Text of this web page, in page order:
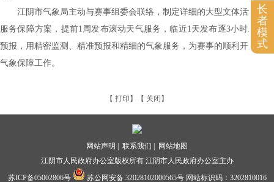
江阴市气象局主动与赛事组委会联络，制定详细的大型文体活动气象
服务保障方案，提前1周发布滚动天气服务，临近1天发布逐3小时精细化
预报，用精密监测、精准预报和精细的气象服务，为赛事的顺利开展做好
气象保障工作。
【 打印 】【 关闭 】
网站声明 | 联系我们 |
网站地图
江阴市人民政府办公室版权所有 江阴市人民政府办公室主办
苏ICP备05002806号
苏公网安备 32028102000565号网站标识码：3202810016
长
者
模
式